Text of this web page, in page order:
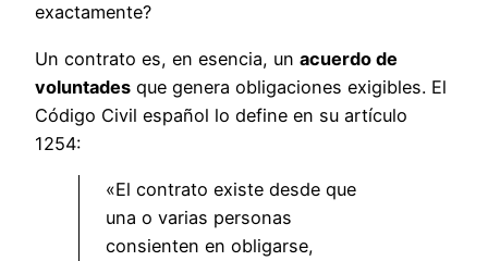
exactamente?
Un contrato es, en esencia, un acuerdo de
voluntades que genera obligaciones exigibles. El
Código Civil español lo define en su artículo
1254:
«El contrato existe desde que
una o varias personas
consienten en obligarse,